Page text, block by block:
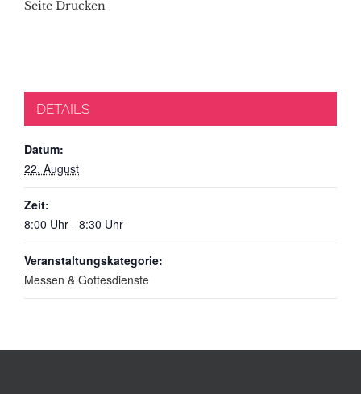
Seite Drucken
DETAILS
Datum:
22. August
Zeit:
8:00 Uhr - 8:30 Uhr
Veranstaltungskategorie:
Messen & Gottesdienste